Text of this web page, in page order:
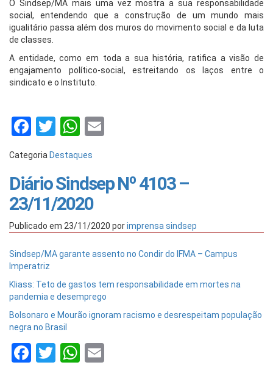
O Sindsep/MA mais uma vez mostra a sua responsabilidade
social, entendendo que a construção de um mundo mais
igualitário passa além dos muros do movimento social e da luta
de classes.
A entidade, como em toda a sua história, ratifica a visão de
engajamento político-social, estreitando os laços entre o
sindicato e o Instituto.
Facebook
TwitterWhatsApp
Categoria Destaques
Diário Sindsep Nº 4103 –
23/11/2020
Publicado em 23/11/2020 porimprensa sindsep
Sindsep/MA garante assento no Condir do IFMA – Campus
Imperatriz
Kliass: Teto de gastos tem responsabilidade em mortes na
pandemia e desemprego
Bolsonaro e Mourão ignoram racismo e desrespeitam população
negra no Brasil
Facebook
TwitterWhatsApp